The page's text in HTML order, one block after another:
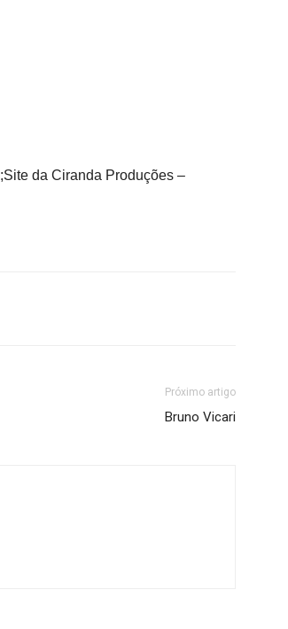
;Site da Ciranda Produções –
Próximo artigo
Bruno Vicari